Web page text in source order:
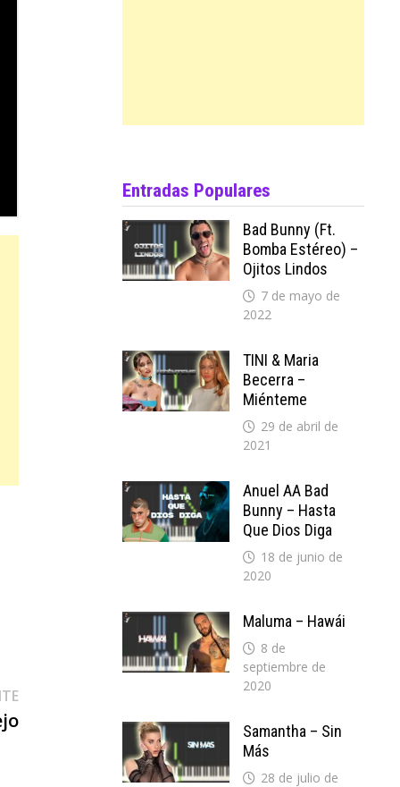
Entrada
siguiente:
Entradas Populares
Bad Bunny (ft.
Bomba Estéreo) –
Ojitos Lindos
7 de mayo de
2022
TINI & Maria
Becerra –
Miénteme
29 de abril de
2021
Anuel AA Bad
Bunny – Hasta
Que Dios Diga
18 de junio de
2020
Maluma – Hawái
8 de
septiembre de
2020
Samantha – Sin
Más
28 de julio de